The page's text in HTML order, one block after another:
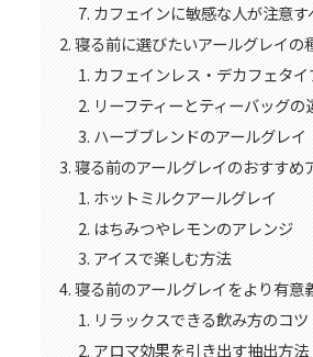
カフェインに敏感な人が注意す
寝る前に選びたいアールグレイの
カフェインレス・デカフェタイ
リーフティーとティーバッグの
ハーブブレンドのアールグレイ
寝る前のアールグレイのおすすめ
ホットミルクアールグレイ
はちみつやレモンのアレンジ
アイスで楽しむ方法
寝る前のアールグレイをより有意
リラックスできる飲み方のコツ
アロマ効果を引き出す抽出方法